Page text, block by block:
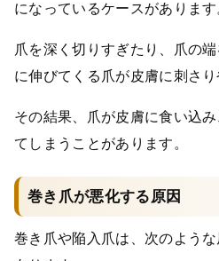
になっているケースがあります
爪を深く切りすぎたり、爪の
に伸びてくる爪が皮膚に刺さり
その結果、爪が皮膚に食い込
てしまうことがあります。
巻き爪が悪化する原因
巻き爪や陥入爪は、次のよう